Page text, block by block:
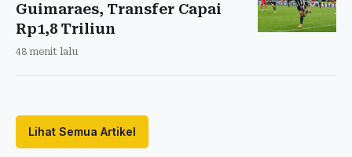
Guimaraes, Transfer Capai
Rp1,8 Triliun
48 menit lalu
Lihat Semua Artikel